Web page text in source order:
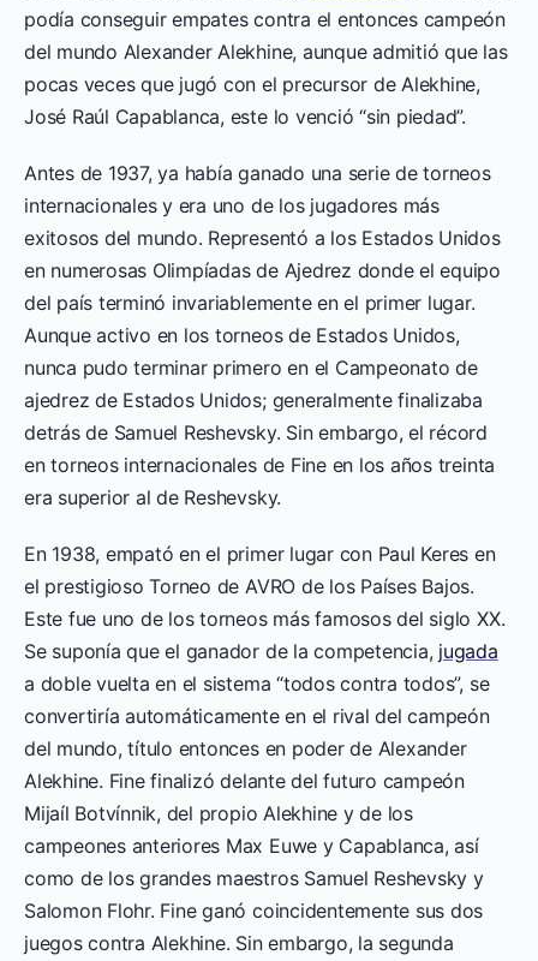
podía conseguir empates contra el entonces campeón
del mundo Alexander Alekhine, aunque admitió que las
pocas veces que jugó con el precursor de Alekhine,
José Raúl Capablanca, este lo venció “sin piedad”.
Antes de 1937, ya había ganado una serie de torneos
internacionales y era uno de los jugadores más
exitosos del mundo. Representó a los Estados Unidos
en numerosas Olimpíadas de Ajedrez donde el equipo
del país terminó invariablemente en el primer lugar.
Aunque activo en los torneos de Estados Unidos,
nunca pudo terminar primero en el Campeonato de
ajedrez de Estados Unidos; generalmente finalizaba
detrás de Samuel Reshevsky. Sin embargo, el récord
en torneos internacionales de Fine en los años treinta
era superior al de Reshevsky.
En 1938, empató en el primer lugar con Paul Keres en
el prestigioso Torneo de AVRO de los Países Bajos.
Este fue uno de los torneos más famosos del siglo XX.
Se suponía que el ganador de la competencia, jugada
a doble vuelta en el sistema “todos contra todos”, se
convertiría automáticamente en el rival del campeón
del mundo, título entonces en poder de Alexander
Alekhine. Fine finalizó delante del futuro campeón
Mijaíl Botvínnik, del propio Alekhine y de los
campeones anteriores Max Euwe y Capablanca, así
como de los grandes maestros Samuel Reshevsky y
Salomon Flohr. Fine ganó coincidentemente sus dos
juegos contra Alekhine. Sin embargo, la segunda